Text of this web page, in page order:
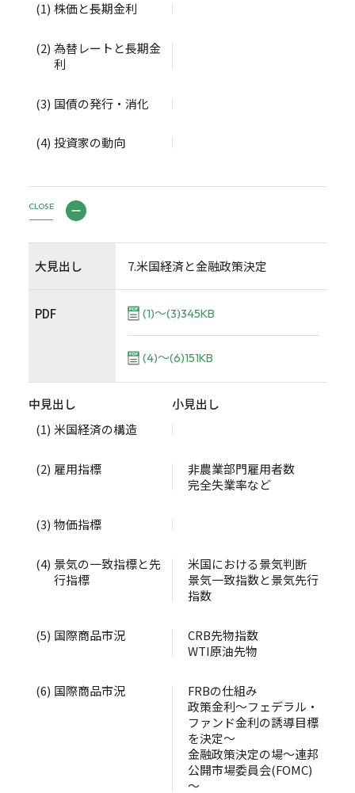
(1) 株価と長期金利
(2) 為替レートと長期金
利
(3) 国債の発行・消化
(4) 投資家の動向
CLOSE
大見出し 7.米国経済と金融政策決定
中見出し
小見出し
(1) 米国経済の構造
(2) 雇用指標
非農業部門雇用者数
完全失業率など
(3) 物価指標
(4) 景気の一致指標と先
行指標
米国における景気判断
景気一致指数と景気先行
指数
(5) 国際商品市況
CRB先物指数
WTI原油先物
(6) 国際商品市況
FRBの仕組み
政策金利～フェデラル・
ファンド金利の誘導目標
を決定～
金融政策決定の場～連邦
公開市場委員会(FOMC)
～
PDF (1)～(3)345KB
(4)～(6)151KB